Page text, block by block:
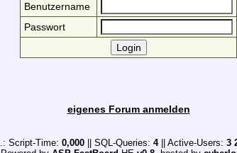
Benutzername
Passwort
eigenes Forum anmelden
.: Script-Time: 0,000|| SQL-Queries: 4|| Active-Users: 3